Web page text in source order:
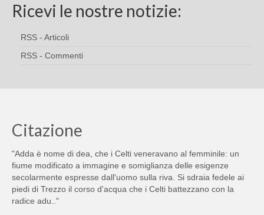
Ricevi le nostre notizie:
RSS - Articoli
RSS - Commenti
Citazione
"Adda è nome di dea, che i Celti veneravano al femminile: un
fiume modificato a immagine e somiglianza delle esigenze
secolarmente espresse dall'uomo sulla riva. Si sdraia fedele ai
piedi di Trezzo il corso d'acqua che i Celti battezzano con la
radice adu.."